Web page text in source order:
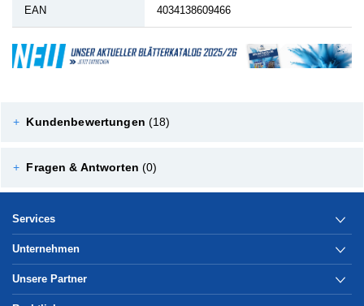
EAN 4034138609466
+ Kundenbewertungen (18)
+ Fragen & Antworten (0)
Services
Unternehmen
Unsere Partner